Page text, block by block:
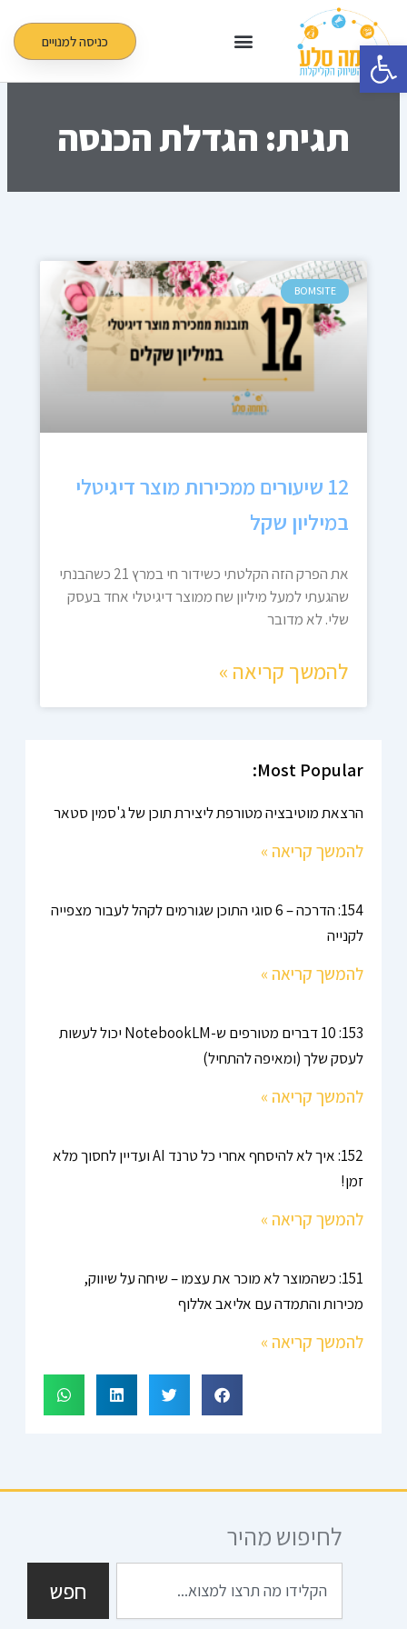
פתח סרגל נגישות
לתוכן
כניסה למנויים
תגית: הגדלת הכנסה
BOMSITE
12 שיעורים ממכירות מוצר דיגיטלי
במיליון שקל
את הפרק הזה הקלטתי כשידור חי במרץ 21 כשהבנתי
שהגעתי למעל מיליון שח ממוצר דיגיטלי אחד בעסק
שלי. לא מדובר
להמשך קריאה »
Most Popular:
הרצאת מוטיבציה מטורפת ליצירת תוכן של ג'סמין סטאר
להמשך קריאה »
154: הדרכה – 6 סוגי התוכן שגורמים לקהל לעבור מצפייה
לקנייה
להמשך קריאה »
153: 10 דברים מטורפים ש-NotebookLM יכול לעשות
לעסק שלך (ומאיפה להתחיל)
להמשך קריאה »
152: איך לא להיסחף אחרי כל טרנד AI ועדיין לחסוך מלא
זמן!
להמשך קריאה »
151: כשהמוצר לא מוכר את עצמו – שיחה על שיווק,
מכירות והתמדה עם אליאב אללוף
להמשך קריאה »
לחיפוש מהיר
חפש